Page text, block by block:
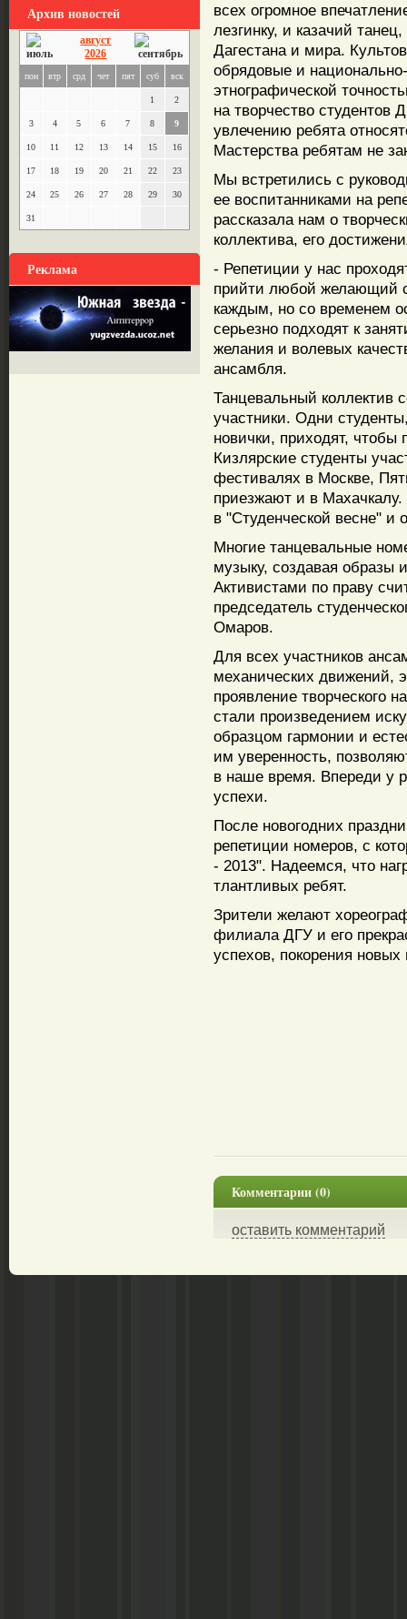
Архив новостей
август
2026
пон втр срд чет пят суб вск
1 2
3 4 5 6 7 8 9
10 11 12 13 14 15 16
17 18 19 20 21 22 23
24 25 26 27 28 29 30
31
Реклама
всех огромное
лезгинку, и казачий
Дагестана и мира.
обрядовые и
этнографической
на творчество студентов
увлечению ребята
Мастерства ребятам не
Мы встретились с
ее воспитанниками на
рассказала нам о
коллектива, его
- Репетиции у нас
прийти любой желающий
каждым, но со временем
серьезно подходят к
желания и волевых
ансамбля.
Танцевальный коллектив
участники. Одни
новички, приходят,
Кизлярские студенты
фестивалях в Москве,
приезжают и в Махачкалу.
в "Студенческой весне" и
Многие танцевальные
музыку, создавая
Активистами по праву
председатель
Омаров.
Для всех участников
механических движений,
проявление творческого
стали произведением
образцом гармонии и
им уверенность,
в наше время. Впереди у
успехи.
После новогодних
репетиции номеров, с
- 2013". Надеемся, что
тлантливых ребят.
Зрители желают
филиала ДГУ и его
успехов, покорения
Комментарии (0)
оставить комментарий